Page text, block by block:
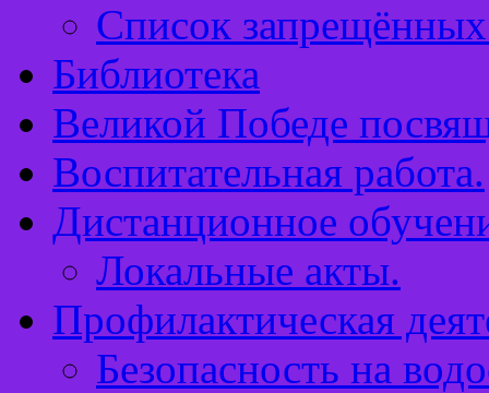
Список запрещённых
Библиотека
Великой Победе
Воспитательная работа.
Дистанционное
Локальные акты.
Профилактическая
Безопасность на